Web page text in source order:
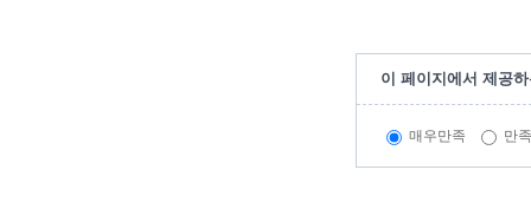
이 페이지에서 제공
매우만족 만족